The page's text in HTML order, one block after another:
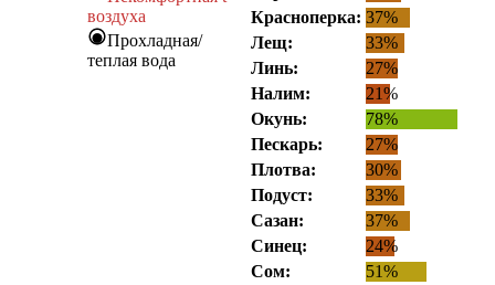
воздуха
Прохладная/
теплая вода
Красноперка: 37%
Лещ:
33%
Линь:
27%
Налим:
21%
Окунь:
78%
Пескарь:
27%
Плотва:
30%
Подуст:
33%
Сазан:
37%
Синец:
24%
Сом:
51%